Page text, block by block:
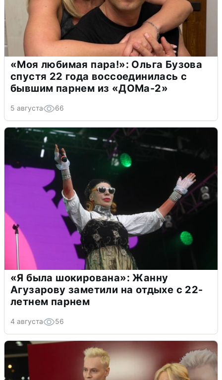
«Моя любимая пара!»: Ольга Бузова
спустя 22 года воссоединилась с
бывшим парнем из «ДОМа-2»
5 августа 66
«Я была шокирована»: Жанну
Агузарову заметили на отдыхе с 22-
летнем парнем
4 августа 56